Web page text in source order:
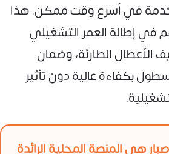
في أسرع وقت ممكن. هذا
في إطالة العمر التشغيلي
الأعطال الطارئة، وضمان
بكفاءة عالية دون تأثير
صبار هي المنصة المحلية الرائدة